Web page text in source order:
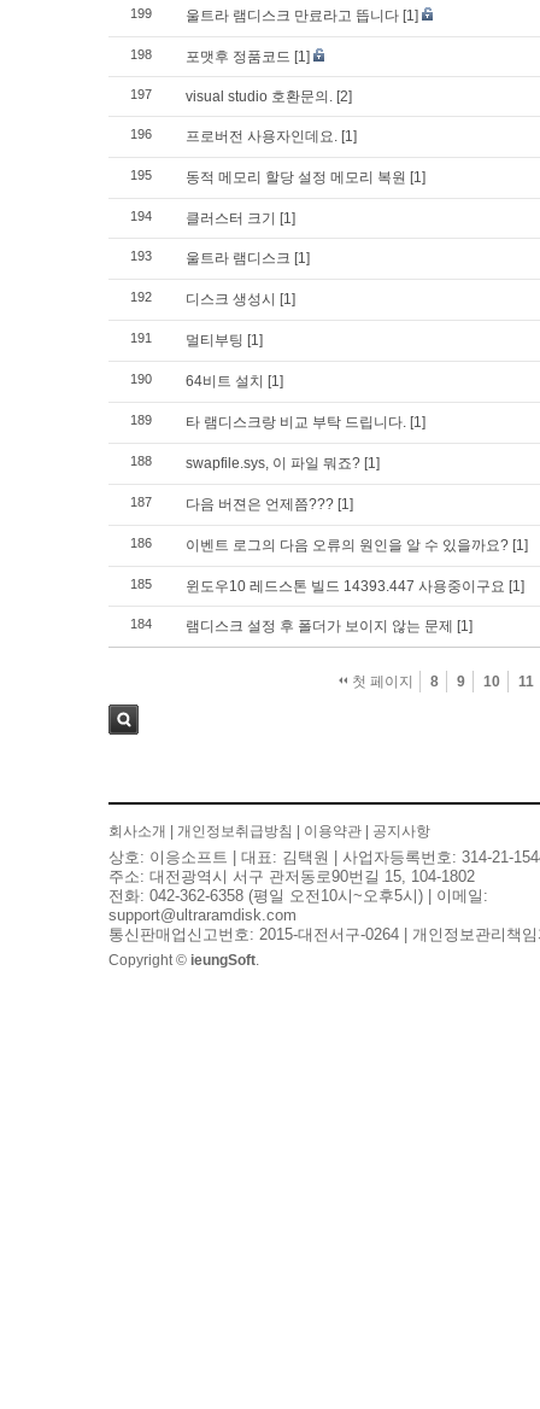
199 울트라 램디스크 만료라고 뜹니다 [1]
198 포맷후 정품코드 [1]
197 visual studio 호환문의. [2]
196 프로버전 사용자인데요. [1]
195 동적 메모리 할당 설정 메모리 복원 [1]
194 클러스터 크기 [1]
193 울트라 램디스크 [1]
192 디스크 생성시 [1]
191 멀티부팅 [1]
190 64비트 설치 [1]
189 타 램디스크랑 비교 부탁 드립니다. [1]
188 swapfile.sys, 이 파일 뭐죠? [1]
187 다음 버젼은 언제쯤??? [1]
186 이벤트 로그의 다음 오류의 원인을 알 수 있을까요? [1]
185 윈도우10 레드스톤 빌드 14393.447 사용중이구요 [1]
184 램디스크 설정 후 폴더가 보이지 않는 문제 [1]
첫 페이지 8 9 10 11
회사소개 개인정보취급방침 이용약관 공지사항
상호: 이응소프트 | 대표: 김택원 | 사업자등록번호: 314-21-
주소: 대전광역시 서구 관저동로90번길 15, 104-1802
전화: 042-362-6358 (평일 오전10시~오후5시) | 이메일:
support@ultraramdisk.com
통신판매업신고번호: 2015-대전서구-0264 | 개인정보관리책
Copyright © ieungSoft.